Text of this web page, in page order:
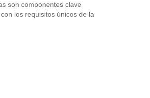
son componentes clave
los requisitos únicos de la